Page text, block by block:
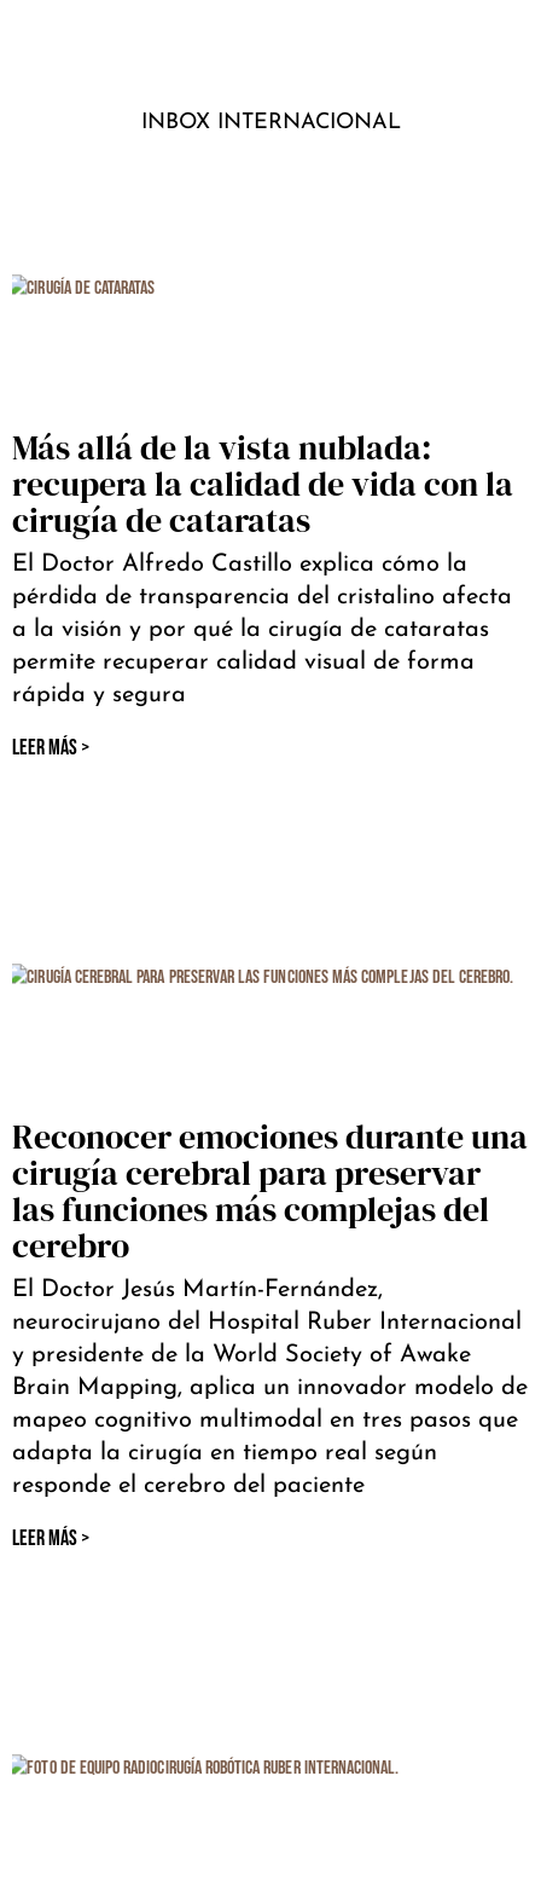
INBOX INTERNACIONAL
Más allá de la vista nublada:
recupera la calidad de vida con la
cirugía de cataratas
El Doctor Alfredo Castillo explica cómo la
pérdida de transparencia del cristalino afecta
a la visión y por qué la cirugía de cataratas
permite recuperar calidad visual de forma
rápida y segura
LEER MÁS >
Reconocer emociones durante una
cirugía cerebral para preservar
las funciones más complejas del
cerebro
El Doctor Jesús Martín-Fernández,
neurocirujano del Hospital Ruber Internacional
y presidente de la World Society of Awake
Brain Mapping, aplica un innovador modelo de
mapeo cognitivo multimodal en tres pasos que
adapta la cirugía en tiempo real según
responde el cerebro del paciente
LEER MÁS >